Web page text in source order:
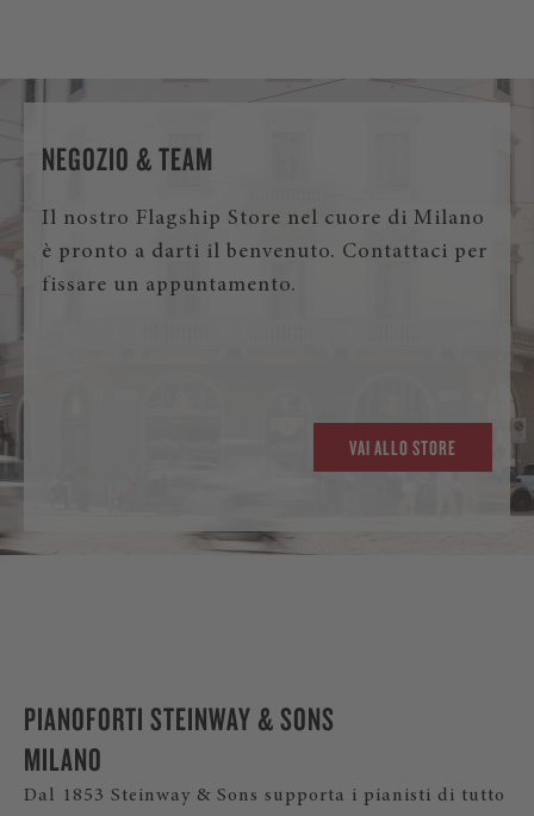
NEGOZIO & TEAM
Il nostro Flagship Store nel cuore di Milano
è pronto a darti il benvenuto. Contattaci per
fissare un appuntamento.
VAI ALLO STORE
PIANOFORTI STEINWAY & SONS
MILANO
Dal 1853 Steinway & Sons supporta i pianisti di tutto